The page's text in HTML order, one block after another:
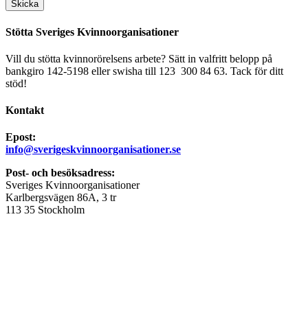
Stötta Sveriges Kvinnoorganisationer
Vill du stötta kvinnorörelsens arbete? Sätt in valfritt belopp på
bankgiro 142-5198 eller swisha till 123 300 84 63. Tack för ditt
stöd!
Kontakt
Epost:
info@sverigeskvinnoorganisationer.se
Post- och besöksadress:
Sveriges Kvinnoorganisationer
Karlbergsvägen 86A, 3 tr
113 35 Stockholm